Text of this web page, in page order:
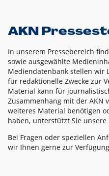
AKN
In unserem Pressebereich
sowie ausgewählte
Mediendatenbank stellen wir
für redaktionelle Zwecke zur
Material kann für
Zusammenhang mit der AKN
weiteres Material benötigen
haben, unterstützt Sie unsere
Bei Fragen oder speziellen
wir Ihnen gerne zur